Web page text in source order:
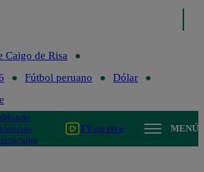
Caigo de Risa
Fútbol peruano
Dólar
Mundo
TV en vivo MENÚ